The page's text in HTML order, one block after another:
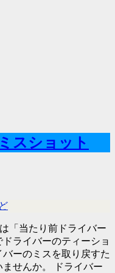
スショット
「当たり前ドライバー
ライバーのティーショ
ーのミスを取り戻すた
せんか。 ドライバー